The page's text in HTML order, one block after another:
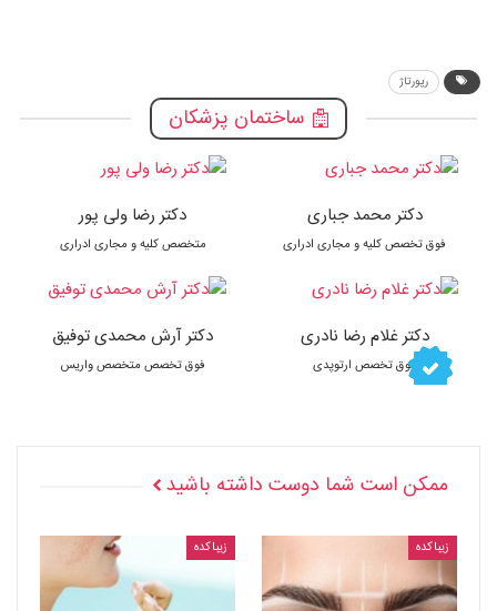
رپورتاژ
ساختمان پزشکان
دکتر محمد جباری
فوق تخصص کلیه و مجاری ادراری
دکتر غلام رضا نادری
فوق تخصص ارتوپدی
دکتر رضا ولی پور
متخصص کلیه و مجاری ادراری
دکتر آرش محمدی توفیق
فوق تخصص متخصص واریس
ممکن است شما دوست داشته باشید
زیباکده زیباکده